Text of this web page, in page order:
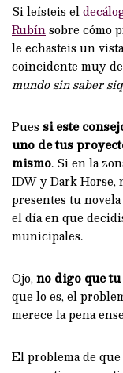
Si leísteis el
Rubínsobre cómo
le echasteis un
coincidente muy
mundo sin saber
Pues si este
uno de tus
mismo. Si en la
IDW y Dark Horse,
presentes tu
el día en que
municipales.
Ojo,no digo que
que lo es, el
merece la pena
El problema de